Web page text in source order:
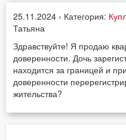
25.11.2024 › Категория:
Татьяна
Здравствуйте! Я продаю
доверенности. Дочь
находится за границей и
доверенности
жительства?